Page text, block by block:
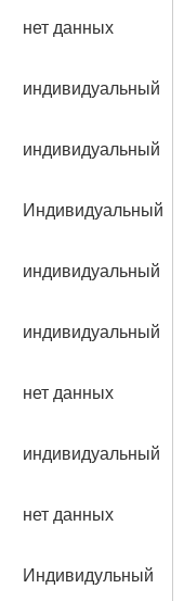
нет данных
индивидуальный
индивидуальный
Индивидуальный
индивидуальный
индивидуальный
нет данных
индивидуальный
нет данных
Индивидульный